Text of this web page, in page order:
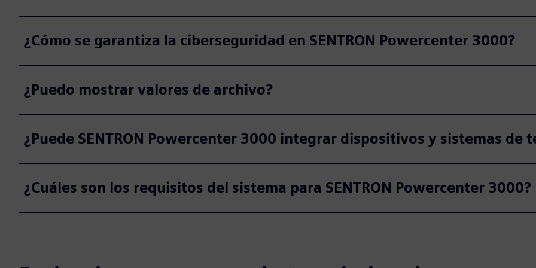
¿Cómo se garantiza la ciberseguridad en SENTRON Powercenter 3000?
¿Puedo mostrar valores de archivo?
¿Puede SENTRON Powercenter 3000 integrar dispositivos y sistemas de
¿Cuáles son los requisitos del sistema para SENTRON Powercenter 3000?